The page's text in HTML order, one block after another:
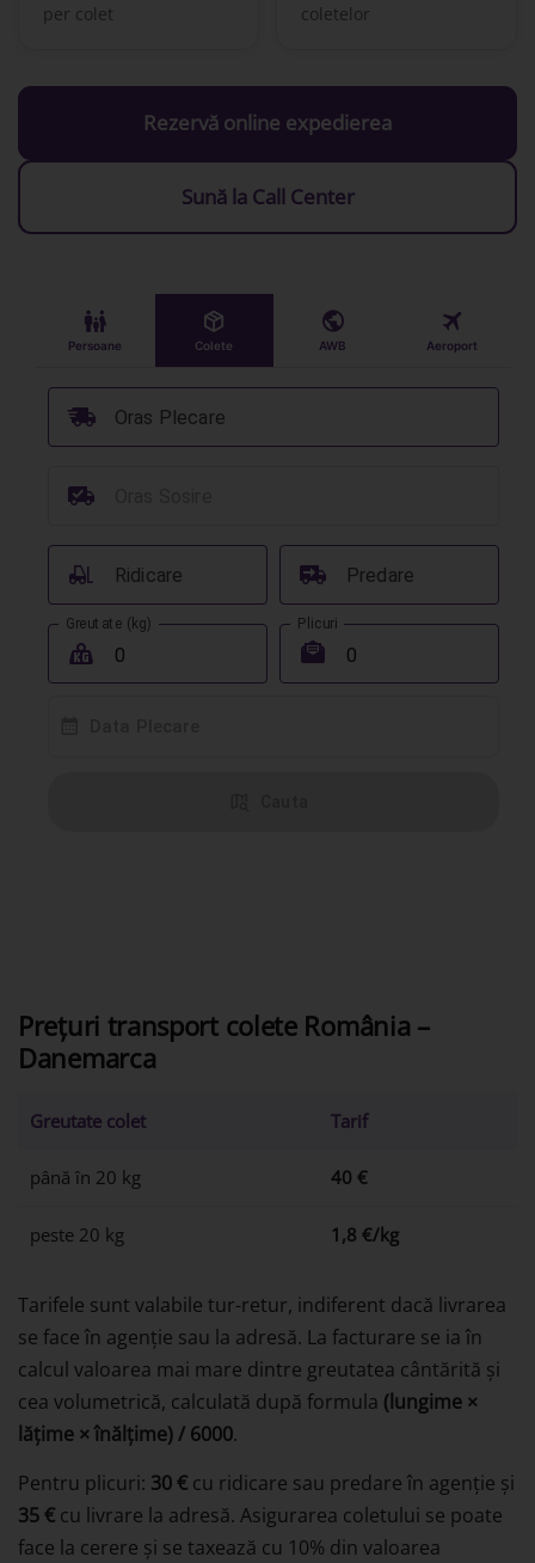
per colet
coletelor
Rezervă online expedierea
Sună la Call Center
󱠣
Persoane
󰏗
Colete
󰇧
AWB
󰀝
Aeroport
Oras Plecare
󰞈
󰳔
Ridicare
󰟉 Predare
󰔾
Greutate (kg)
󰖢
Plicuri
󰾱
Prețuri transport colete România –
Danemarca
Greutate colet Tarif
până în 20 kg 40 €
peste 20 kg 1,8 €/kg
Tarifele sunt valabile tur-retur, indiferent dacă livrarea
se face în agenție sau la adresă. La facturare se ia în
calcul valoarea mai mare dintre greutatea cântărită și
cea volumetrică, calculată după formula (lungime ×
lățime × înălțime) / 6000.
Pentru plicuri: 30 € cu ridicare sau predare în agenție și
35 € cu livrare la adresă. Asigurarea coletului se poate
face la cerere și se taxează cu 10% din valoarea